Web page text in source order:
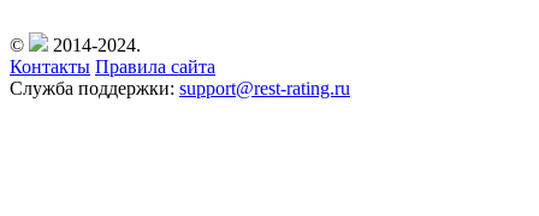
©
2014-2024.
Контакты Правила сайта
Служба поддержки: support@rest-rating.ru